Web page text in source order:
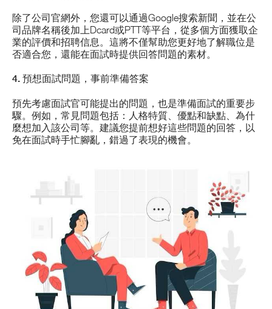
除了公司官網外，您還可以通過Google搜索新聞，並在公
司品牌名稱後加上Dcard或PTT等平台，從多個方面獲取企
業的評價和招聘信息。這將不僅幫助您更好地了解職位是
否適合您，還能在面試時提供回答問題的素材。
4. 預想面試問題，事前準備答案
預先考慮面試官可能提出的問題，也是準備面試的重要步
驟。例如，常見問題包括：人格特質、優點和缺點、為什
麼想加入該公司等。建議您提前想好這些問題的回答，以
免在面試時手忙腳亂，錯過了表現的機會。